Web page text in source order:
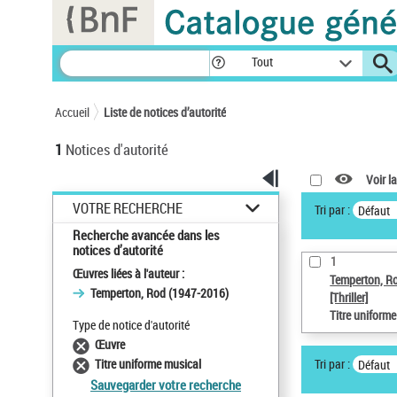
Tout
Accueil Liste de notices d’autorité
1 Notices d'autorité
VOTRE RECHERCHE
Recherche avancée dans les
notices d’autorité
Œuvres liées à l'auteur :
Temperton, Rod (1947-2016)
Type de notice d'autorité
Œuvre
Titre uniforme musical
Sauvegarder votre recherche
Voir
Tri par : Défaut
1
Temperton,
[Thriller]
Titre
Tri par : Défaut
Panneau de gestion des cookies